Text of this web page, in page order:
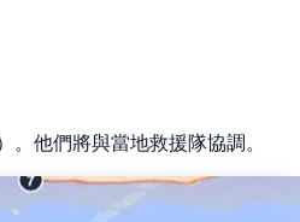
他們將與當地救援隊協調。